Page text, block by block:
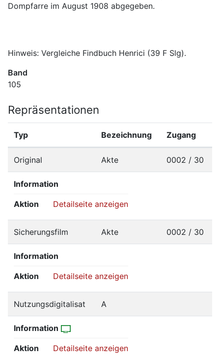
Hinweis: Vergleiche Findbuch Henrici (39 F Slg).
Band
105
Repräsentationen
Typ Bezeichnung Zugang
Original Akte 0002 / 30
Information
Aktion Detailseite anzeigen
Sicherungsfilm Akte 0002 / 30
Information
Aktion Detailseite anzeigen
Nutzungsdigitalisat A
Information
Aktion Detailseite anzeigen